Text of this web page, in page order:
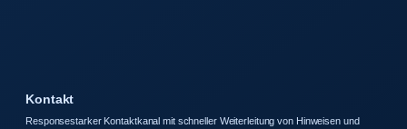
Kontakt
Responsestarker Kontaktkanal mit schneller Weiterleitung von Hinweisen und